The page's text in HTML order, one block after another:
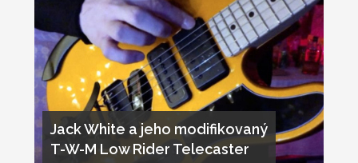
Jack White a jeho modifikovaný
T-W-M Low Rider Telecaster